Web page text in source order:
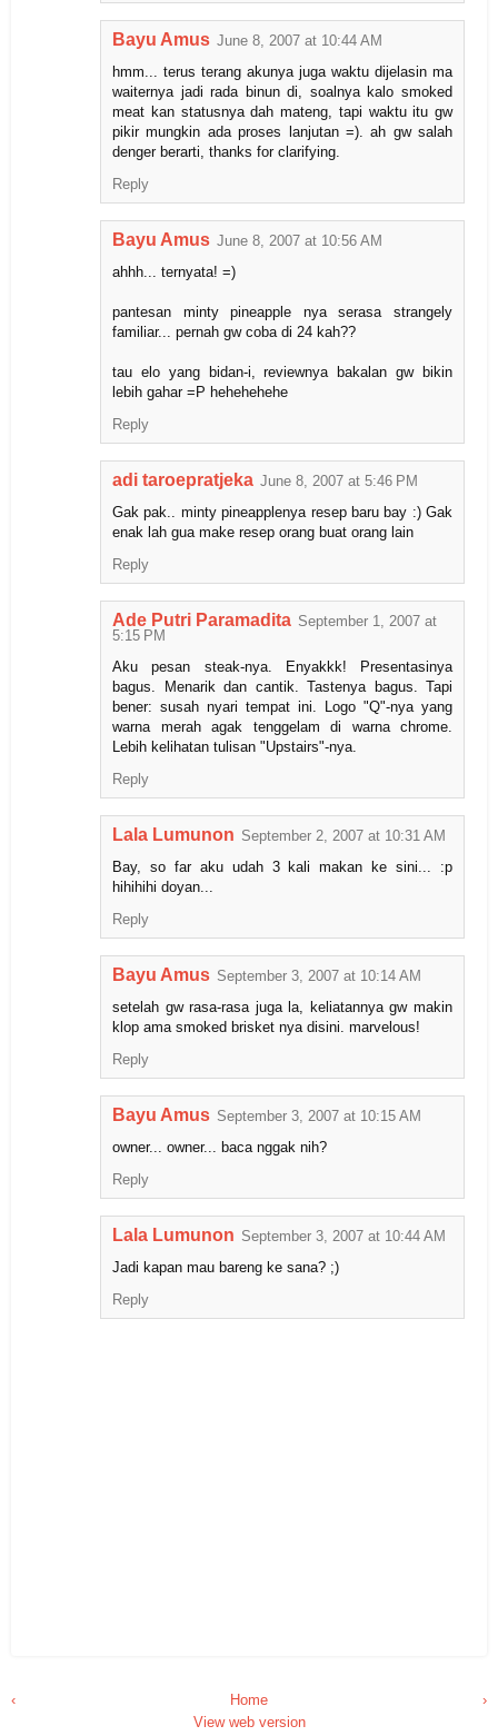
Bayu Amus June 8, 2007 at 10:44 AM
hmm... terus terang akunya juga waktu dijelasin ma
waiternya jadi rada binun di, soalnya kalo smoked
meat kan statusnya dah mateng, tapi waktu itu gw
pikir mungkin ada proses lanjutan =). ah gw salah
denger berarti, thanks for clarifying.
Reply
Bayu Amus June 8, 2007 at 10:56 AM
ahhh... ternyata! =)
pantesan minty pineapple nya serasa strangely
familiar... pernah gw coba di 24 kah??
tau elo yang bidan-i, reviewnya bakalan gw bikin
lebih gahar =P hehehehehe
Reply
adi taroepratjeka June 8, 2007 at 5:46 PM
Gak pak.. minty pineapplenya resep baru bay :) Gak
enak lah gua make resep orang buat orang lain
Reply
Ade Putri Paramadita September 1, 2007 at
5:15 PM
Aku pesan steak-nya. Enyakkk! Presentasinya
bagus. Menarik dan cantik. Tastenya bagus. Tapi
bener: susah nyari tempat ini. Logo "Q"-nya yang
warna merah agak tenggelam di warna chrome.
Lebih kelihatan tulisan "Upstairs"-nya.
Reply
Lala Lumunon September 2, 2007 at 10:31 AM
Bay, so far aku udah 3 kali makan ke sini... :p
hihihihi doyan...
Reply
Bayu Amus September 3, 2007 at 10:14 AM
setelah gw rasa-rasa juga la, keliatannya gw makin
klop ama smoked brisket nya disini. marvelous!
Reply
Bayu Amus September 3, 2007 at 10:15 AM
owner... owner... baca nggak nih?
Reply
Lala Lumunon September 3, 2007 at 10:44 AM
Jadi kapan mau bareng ke sana? ;)
Reply
‹ ›
Home
View web version